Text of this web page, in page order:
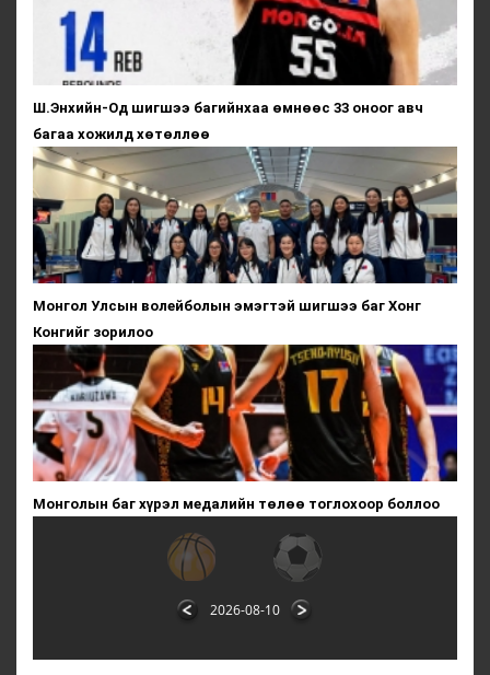
Ш.Энхийн-Од шигшээ багийнхаа өмнөөс 33 оноог авч
багаа хожилд хөтөллөө
Монгол Улсын волейболын эмэгтэй шигшээ баг Хонг
Конгийг зорилоо
Монголын баг хүрэл медалийн төлөө тоглохоор боллоо
2026-08-10